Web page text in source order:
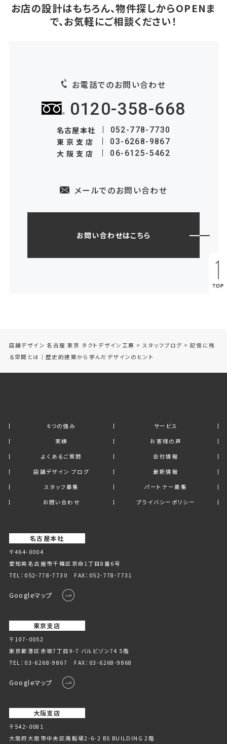
お店の設計はもちろん、物件探しからOPENま
で、お気軽にご相談ください！
お電話でのお問い合わせ
0120-358-668
名古屋本社 052-778-7730
東京支店 03-6268-9867
大阪支店 06-6125-5462
メールでのお問い合わせ
お問い合わせはこちら
店舗デザイン 名古屋 東京 タクトデザイン工房 > スタッフブログ > 記憶に残
る空間とは｜歴史的建築から学んだデザインのヒント
6つの強み
サービス
実績
お客様の声
よくあるご質問
会社情報
店舗デザイン ブログ
最新情報
スタッフ募集
パートナー募集
お問い合わせ
プライバシーポリシー
名古屋本社
〒464-0004
愛知県名古屋市千種区京命1丁⽬8番6号
TEL： 052-778-7730 FAX：052-778-7731
Googleマップ
東京支店
〒107-0052
東京都港区赤坂7丁目9-7 バルビゾン74 5階
TEL： 03-6268-9867 FAX：03-6268-9868
Googleマップ
大阪支店
〒542-0081
大阪府大阪市中央区南船場2-6-2 BS BUILDING 2階